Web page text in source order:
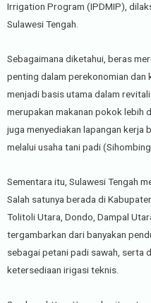
Irrigation Program (IPDMIP),
Sulawesi Tengah.
Sebagaimana diketahui, beras
penting dalam perekonomian dan
menjadi basis utama dalam
merupakan makanan pokok lebih
juga menyediakan lapangan kerja
melalui usaha tani padi
Sementara itu, Sulawesi Tengah
Salah satunya berada di
Tolitoli Utara, Dondo, Dampal
tergambarkan dari banyakan
sebagai petani padi sawah, serta
ketersediaan irigasi teknis.